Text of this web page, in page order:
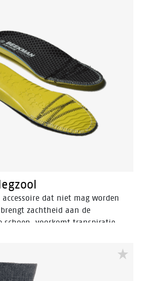
accessoire dat niet mag worden
zachtheid aan de
schoen, voorkomt transpiratie,
vangen. Bovendien verlengt het